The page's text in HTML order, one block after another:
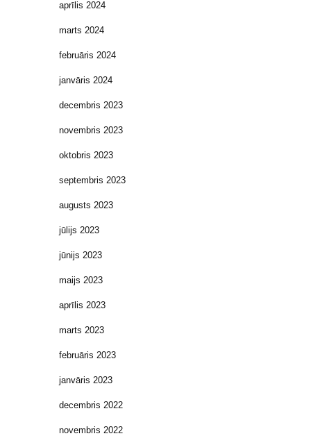
aprīlis 2024
marts 2024
februāris 2024
janvāris 2024
decembris 2023
novembris 2023
oktobris 2023
septembris 2023
augusts 2023
jūlijs 2023
jūnijs 2023
maijs 2023
aprīlis 2023
marts 2023
februāris 2023
janvāris 2023
decembris 2022
novembris 2022